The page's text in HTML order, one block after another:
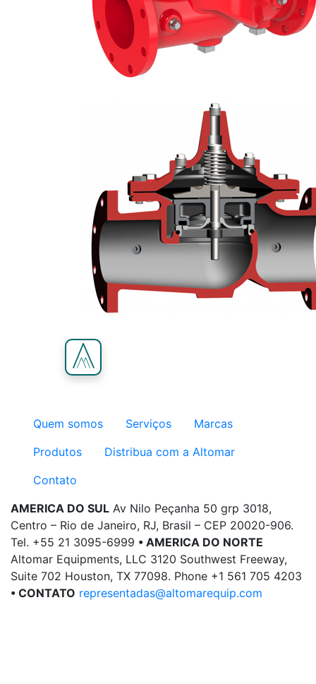
Quem somos Serviços
Marcas
Produtos
Distribua com a Altomar
Contato
AMERICA DO SUL Av Nilo Peçanha 50 grp 3018,
Centro – Rio de Janeiro, RJ, Brasil – CEP 20020-906.
Tel. +55 21 3095-6999 • AMERICA DO NORTE
Altomar Equipments, LLC 3120 Southwest Freeway,
Suite 702 Houston, TX 77098. Phone +1 561 705 4203
• CONTATO representadas@altomarequip.com